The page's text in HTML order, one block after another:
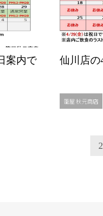
案内で
仙川店の
籠屋 秋元商店
2